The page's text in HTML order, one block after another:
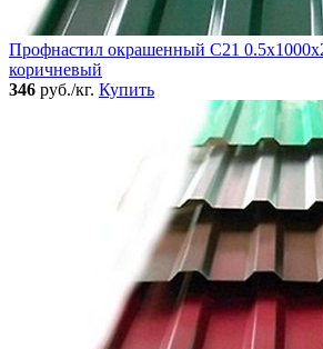
Профнастил окрашенный C21
коричневый
346 руб./кг. Купить